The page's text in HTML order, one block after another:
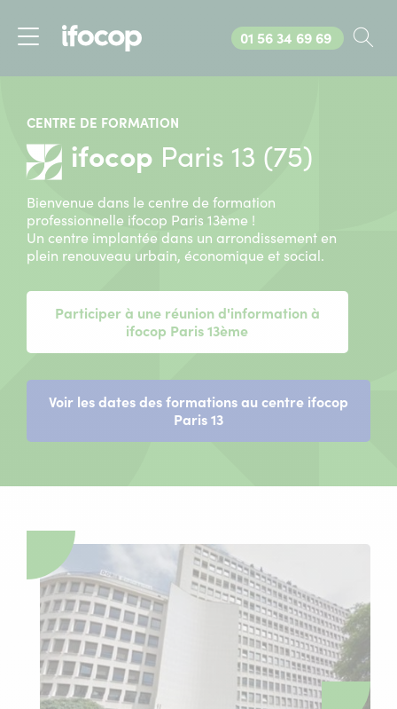
Menu
Appelez-nous au
01 56 34 69 69
CENTRE DE FORMATION
ifocop Paris 13 (75)
Bienvenue dans le centre de formation
professionnelle ifocop Paris 13ème !
Un centre implantée dans un arrondissement en
plein renouveau urbain, économique et social.
Participer à une réunion d'information à
ifocop Paris 13ème
Voir les dates des formations au centre ifocop
Paris 13